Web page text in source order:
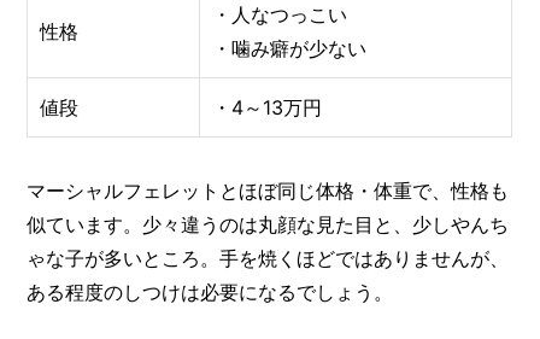
性格
・人なつっこい
・噛み癖が少ない
値段 ・4～13万円
マーシャルフェレットとほぼ同じ体格・体重で、性格も
似ています。少々違うのは丸顔な見た目と、少しやんち
ゃな子が多いところ。手を焼くほどではありませんが、
ある程度のしつけは必要になるでしょう。